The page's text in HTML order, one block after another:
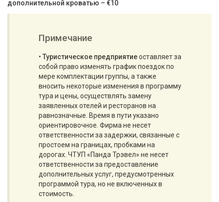
дополнительной кроватью – €10
Примечание
• Туристическое предприятиеоставляет за
собой право изменять график поездок по
мере комплектации группы, а также
вносить некоторые изменения в программу
тура и цены, осуществлять замену
заявленных отелей и ресторанов на
равнозначные. Время в пути указано
ориентировочное. Фирма не несет
ответственности за задержки, связанные с
простоем на границах, пробками на
дорогах. ЧТУП «Панда Трэвел» не несет
ответственности за предоставление
дополнительных услуг, предусмотренных
программой тура, но не включенных в
стоимость.